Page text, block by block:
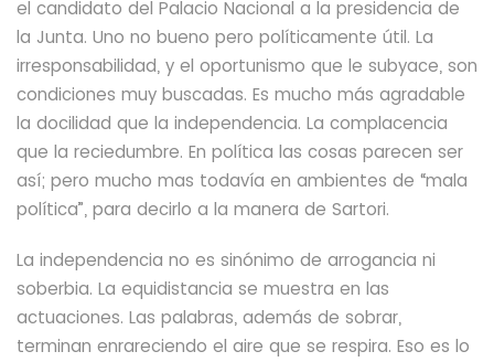
el candidato del Palacio Nacional a la presidencia de
la Junta. Uno no bueno pero políticamente útil. La
irresponsabilidad, y el oportunismo que le subyace, son
condiciones muy buscadas. Es mucho más agradable
la docilidad que la independencia. La complacencia
que la reciedumbre. En política las cosas parecen ser
así; pero mucho mas todavía en ambientes de “mala
política”, para decirlo a la manera de Sartori.
La independencia no es sinónimo de arrogancia ni
soberbia. La equidistancia se muestra en las
actuaciones. Las palabras, además de sobrar,
terminan enrareciendo el aire que se respira. Eso es lo